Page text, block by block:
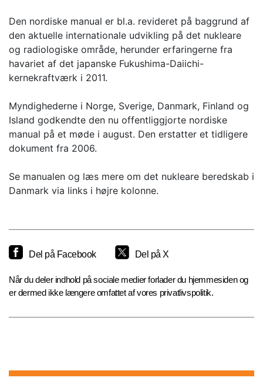
Den nordiske manual er bl.a. revideret på baggrund af
den aktuelle internationale udvikling på det nukleare
og radiologiske område, herunder erfaringerne fra
havariet af det japanske Fukushima-Daiichi-
kernekraftværk i 2011.
Myndighederne i Norge, Sverige, Danmark, Finland og
Island godkendte den nu offentliggjorte nordiske
manual på et møde i august. Den erstatter et tidligere
dokument fra 2006.
Se manualen og læs mere om det nukleare beredskab i
Danmark via links i højre kolonne.
Del på Facebook Del på X
Når du deler indhold på sociale medier forlader du hjemmesiden og
er dermed ikke længere omfattet af vores privatlivspolitik.